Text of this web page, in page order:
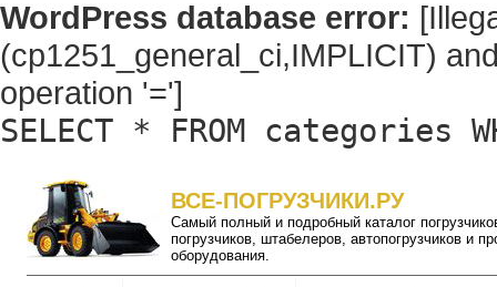
WordPress database error:
(cp1251_general_ci,IMPLICIT)
operation '=']
SELECT * FROM categories
ВСЕ-ПОГРУЗЧИКИ.РУ
Самый полный и подробный каталог
погрузчиков, штабелеров, автопогрузчиков и
оборудования.